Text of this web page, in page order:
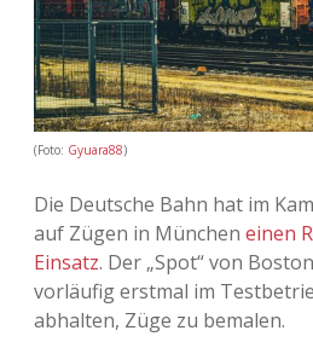
(Foto: Gyuara88)
Die Deutsche Bahn hat im
auf Zügen in München einen
Einsatz. Der „Spot“ von
vorläufig erstmal im
abhalten, Züge zu bemalen.